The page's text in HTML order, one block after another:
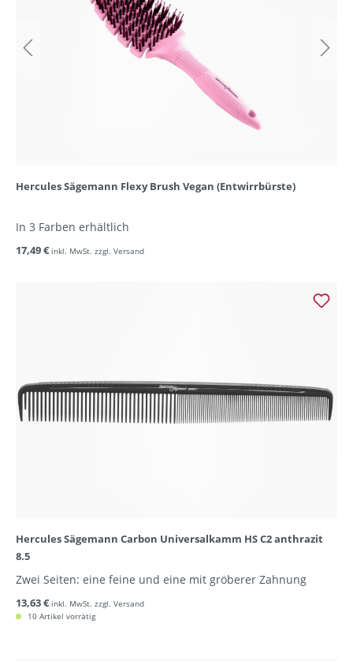
Hercules Sägemann Flexy Brush Vegan (Entwirrbürste)
In 3 Farben erhältlich
17,49 € inkl. MwSt. zzgl. Versand
Hercules Sägemann Carbon Universalkamm HS C2 anthrazit
8.5
Zwei Seiten: eine feine und eine mit gröberer Zahnung
13,63 € inkl. MwSt. zzgl. Versand
10 Artikel vorrätig